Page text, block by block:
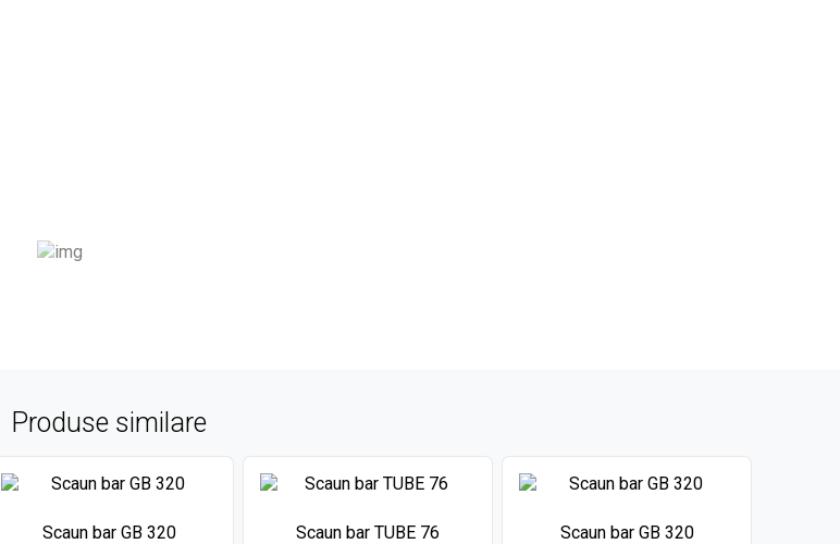
Produse similare
Scaun bar GB 320 Scaun bar TUBE 76 Scaun bar GB 320